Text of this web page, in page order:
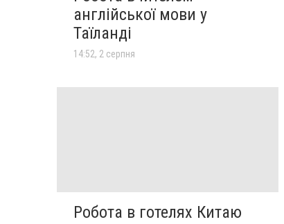
англійської мови у
Таїланді
14:52, 2 серпня
Робота в готелях Китаю